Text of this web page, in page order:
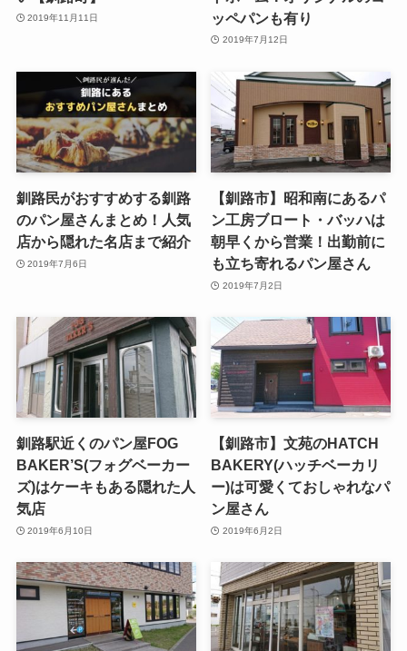
2019年11月11日
ッペパンも有り
2019年7月12日
釧路民がおすすめする釧路
のパン屋さんまとめ！人気
店から隠れた名店まで紹介
2019年7月6日
【釧路市】昭和南にあるパ
ン工房ブロート・バッハは
朝早くから営業！出勤前に
も立ち寄れるパン屋さん
2019年7月2日
釧路駅近くのパン屋FOG
BAKER’S(フォグベーカー
ズ)はケーキもある隠れた人
気店
2019年6月10日
【釧路市】文苑のHATCH
BAKERY(ハッチベーカリ
ー)は可愛くておしゃれなパ
ン屋さん
2019年6月2日